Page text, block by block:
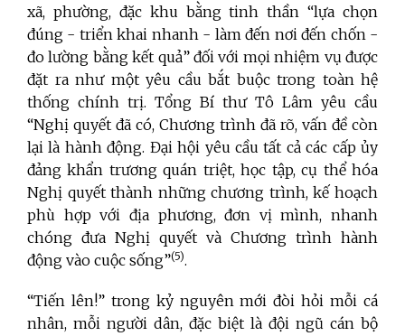
xã, phường, đặc khu bằng tinh thần “lựa chọn
đúng - triển khai nhanh - làm đến nơi đến chốn -
đo lường bằng kết quả” đối với mọi nhiệm vụ được
đặt ra như một yêu cầu bắt buộc trong toàn hệ
thống chính trị. Tổng Bí thư Tô Lâm yêu cầu
“Nghị quyết đã có, Chương trình đã rõ, vấn đề còn
lại là hành động. Đại hội yêu cầu tất cả các cấp ủy
đảng khẩn trương quán triệt, học tập, cụ thể hóa
Nghị quyết thành những chương trình, kế hoạch
phù hợp với địa phương, đơn vị mình, nhanh
chóng đưa Nghị quyết và Chương trình hành
động vào cuộc sống”(5).
“Tiến lên!” trong kỷ nguyên mới đòi hỏi mỗi cá
nhân, mỗi người dân, đặc biệt là đội ngũ cán bộ